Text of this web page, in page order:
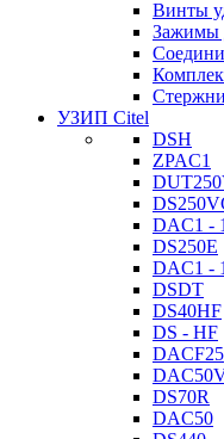
Винты
Зажимы
УЗИП Citel
DSH
ZPAC1
DAC1 -
DS250E
DAC1 -
DSDT
DS40HF
DS - HF
DACF25
DS70R
DAC50